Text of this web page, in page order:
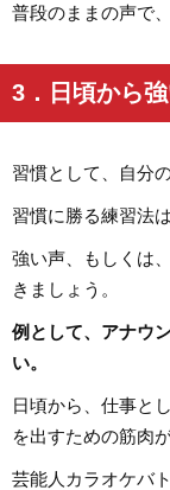
普段のままの声で
3．日頃から
習慣として、自分
習慣に勝る練習法
強い声、もしくは
きましょう。
例として、アナウ
い。
日頃から、仕事と
を出すための筋肉
芸能人カラオケバ